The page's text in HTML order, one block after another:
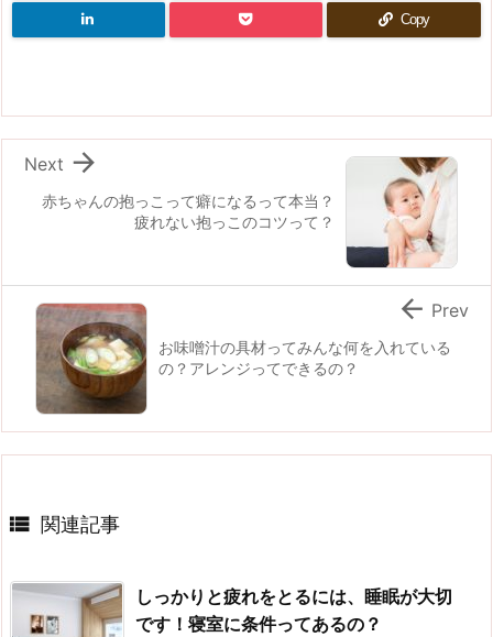
Copy
赤ちゃんの抱っこって癖になるって本当？
疲れない抱っこのコツって？

Next
お味噌汁の具材ってみんな何を入れている
の？アレンジってできるの？
 Prev
 関連記事
しっかりと疲れをとるには、睡眠が大切
です！寝室に条件ってあるの？